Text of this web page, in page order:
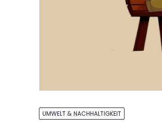
UMWELT & NACHHALTIGKEIT